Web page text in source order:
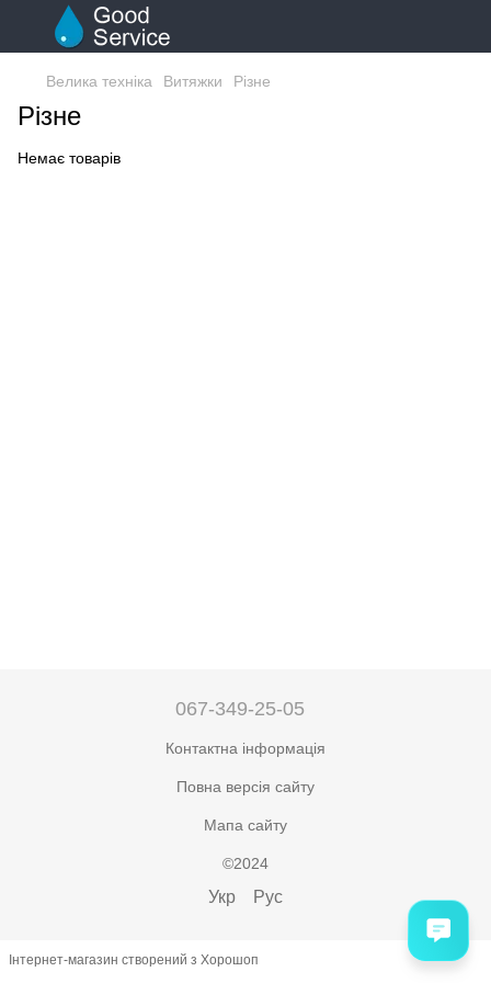
Велика техніка Витяжки Різне
Різне
Немає товарів
067-349-25-05
Контактна інформація
Повна версія сайту
Мапа сайту
©2024
Укр Рус
Інтернет-магазин створений з Хорошоп